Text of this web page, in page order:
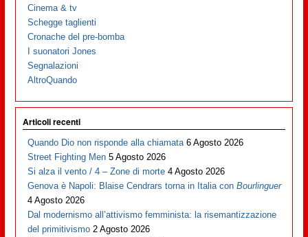
Cinema & tv
Schegge taglienti
Cronache del pre-bomba
I suonatori Jones
Segnalazioni
AltroQuando
Articoli recenti
Quando Dio non risponde alla chiamata 6 Agosto 2026
Street Fighting Men 5 Agosto 2026
Si alza il vento / 4 – Zone di morte 4 Agosto 2026
Genova è Napoli: Blaise Cendrars torna in Italia conBourlinguer
4 Agosto 2026
Dal modernismo all’attivismo femminista: la risemantizzazione
del primitivismo 2 Agosto 2026